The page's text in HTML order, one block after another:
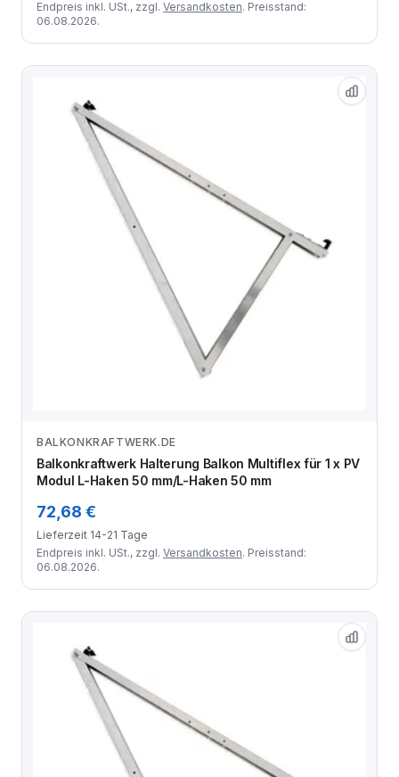
Endpreis inkl. USt., zzgl. Versandkosten. Preisstand:
06.08.2026.
Zum Angebot
BALKONKRAFTWERK.DE
Balkonkraftwerk Halterung Balkon Multiflex für 1 x PV
Modul L-Haken 50 mm/L-Haken 50 mm
72,68 €
Lieferzeit 14-21 Tage
Endpreis inkl. USt., zzgl. Versandkosten. Preisstand:
06.08.2026.